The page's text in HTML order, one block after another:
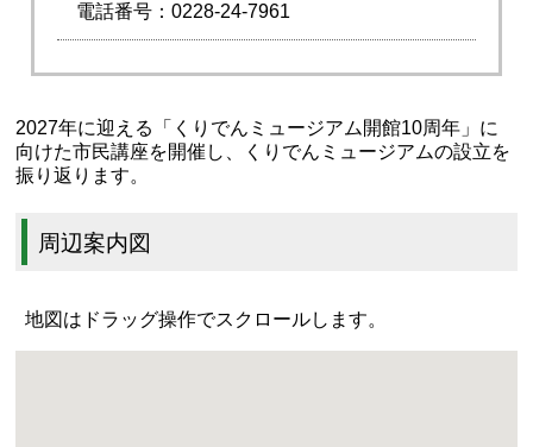
電話番号：0228-24-7961
2027年に迎える「くりでんミュージアム開館10周年」に
向けた市民講座を開催し、くりでんミュージアムの設立を
振り返ります。
周辺案内図
地図はドラッグ操作でスクロールします。